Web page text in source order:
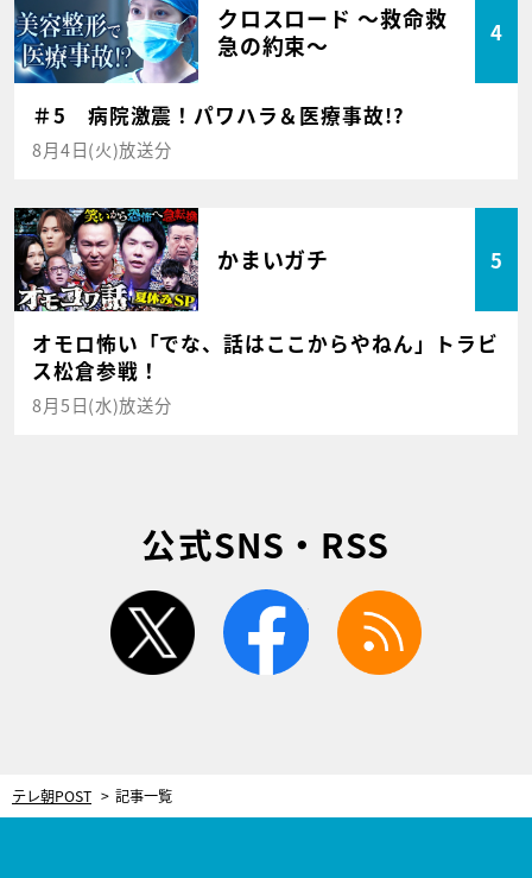
クロスロード ～救命救
急の約束～
4
＃5 病院激震！パワハラ＆医療事故!?
8月4日(火)放送分
かまいガチ 5
オモロ怖い「でな、話はここからやねん」トラビ
ス松倉参戦！
8月5日(水)放送分
公式SNS・RSS
twitter facebook
テレ朝POST 記事一覧